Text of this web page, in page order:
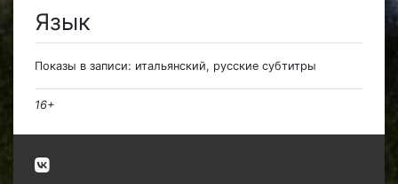
Язык
Показы в записи: итальянский, русские субтитры
16+